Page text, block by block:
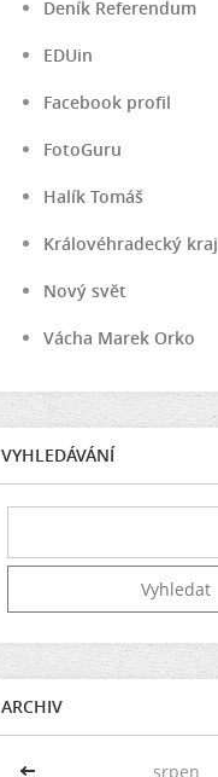
Deník Referendum
EDUin
Facebook profil
FotoGuru
Halík Tomáš
Královéhradecký kraj
Nový svět
Vácha Marek Orko
VYHLEDÁVÁNÍ
ARCHIV
<< srpen